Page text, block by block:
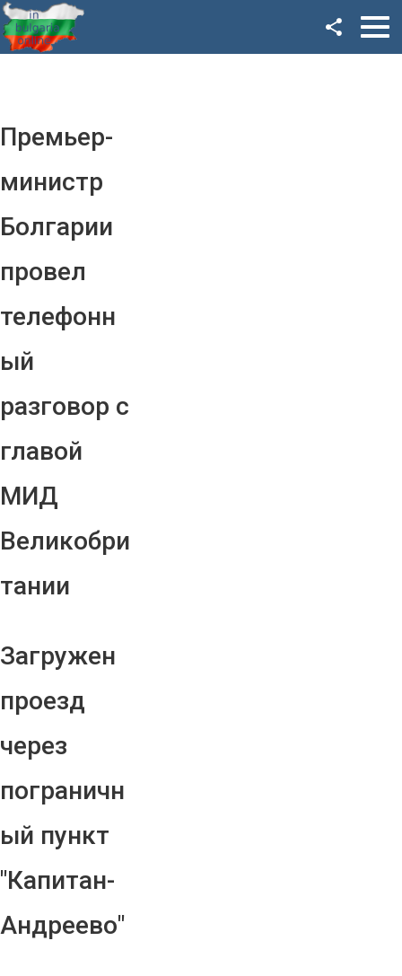
Премьер-
министр
Болгарии
провел
телефонн
ый
разговор с
главой
МИД
Великобри
тании
Загружен
проезд
через
пограничн
ый пункт
"Капитан-
Андреево"